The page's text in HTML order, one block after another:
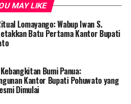
selama 14 hari dari 13
bertujuan menurunkan angka
lalu lintas, dan
dalam berlalu lintas
Saipul Mbuinga
operasi yang akan digelar
MAY LIKE
Lomayango: Wabup Iwan S.
Batu Pertama Kantor Bupati
Bumi Panua:
Kantor Bupati Pohuwato yang
Dimulai